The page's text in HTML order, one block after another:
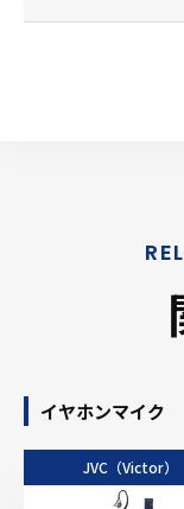
イヤホンマイク
JVC（Victor）